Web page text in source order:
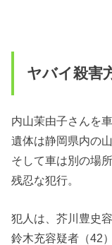
ヤバイ殺害
内山茉由子さんを
遺体は静岡県内の山
そして車は別の場
残忍な犯行。
犯人は、芥川豊史
鈴木充容疑者（42